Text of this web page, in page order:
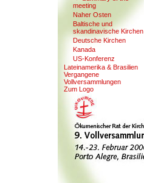
meeting
Naher Osten
Baltische und
skandinavische Kirchen
Deutsche Kirchen
Kanada
US-Konferenz
Lateinamerika & Brasilien
Vergangene
Vollversammlungen
Zum Logo